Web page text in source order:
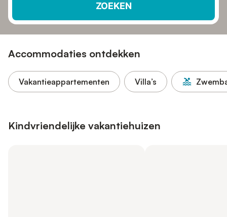
ZOEKEN
Accommodaties ontdekken
Vakantieappartementen Villa’s
Kindvriendelijke vakantiehuizen